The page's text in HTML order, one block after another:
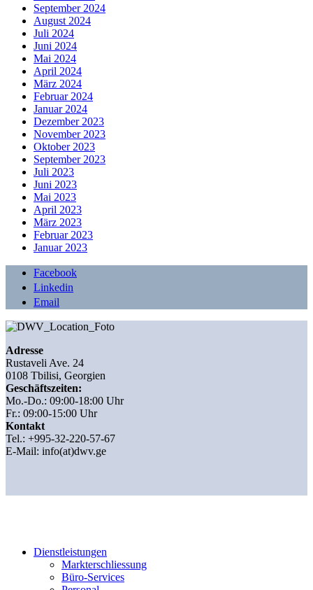
September 2024
August 2024
Juli 2024
Juni 2024
Mai 2024
April 2024
März 2024
Februar 2024
Januar 2024
Dezember 2023
November 2023
Oktober 2023
September 2023
Juli 2023
Juni 2023
Mai 2023
April 2023
März 2023
Februar 2023
Januar 2023
Facebook
Linkedin
Email
Adresse
Rustaveli Ave. 24
0108 Tbilisi, Georgien
Geschäftszeiten:
Mo.-Do.: 09:00-18:00 Uhr
Fr.: 09:00-15:00 Uhr
Kontakt
Tel.: +995-32-220-57-67
E-Mail: info(at)dwv.ge
Dienstleistungen
Markterschliessung
Büro-Services